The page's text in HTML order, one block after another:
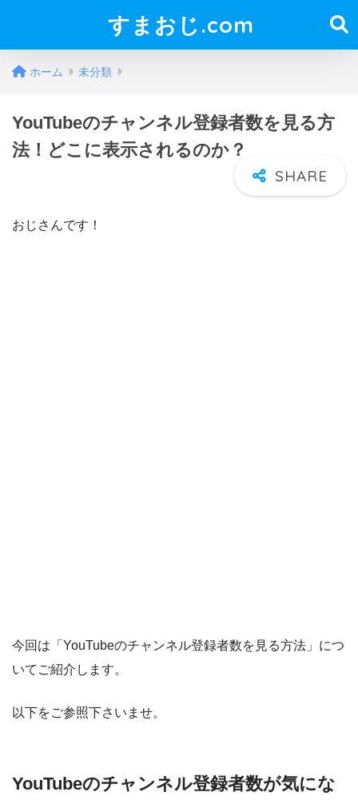
すまおじ.com
ホーム 未分類
YouTubeのチャンネル登録者数を見る方
法！どこに表示されるのか？
おじさんです！
今回は「YouTubeのチャンネル登録者数を見る方法」につ
いてご紹介します。
以下をご参照下さいませ。
YouTubeのチャンネル登録者数が気にな